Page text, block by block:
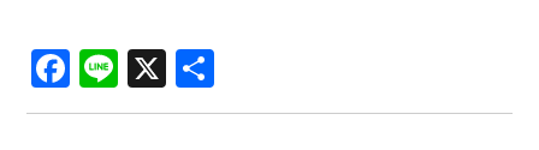
Facebook
Line
X
有